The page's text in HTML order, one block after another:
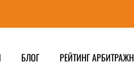
БЛОГ РЕЙТИНГ